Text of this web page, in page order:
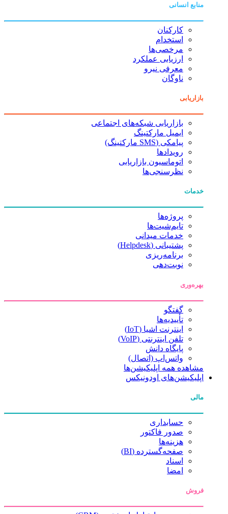
منابع انسانی
کارکنان
استخدام
مرخصی‌ها
ارزیابی عملکرد
معرفی نیرو
ناوگان
بازاریابی
بازاریابی شبکه‌های اجتماعی
ایمیل مارکتینگ
پیامکی (SMS مارکتینگ)
رویدادها
اتوماسیون بازاریابی
نظرسنجی‌ها
خدمات
پروژه‌ها
تایم‌شیت‌ها
خدمات میدانی
پشتیبانی (Helpdesk)
برنامه‌ریزی
نوبت‌دهی
بهره‌وری
گفتگو
تأییدیه‌ها
اینترنت اشیا (IoT)
تلفن اینترنتی (VoIP)
پایگاه دانش
واتس‌اپ (اتصال)
مشاهده همه اپلیکیشن‌ها
اپلیکیشن‌های اودونیکس
مالی
حسابداری
صدور فاکتور
هزینه‌ها
صفحه‌گسترده (BI)
اسناد
امضا
فروش